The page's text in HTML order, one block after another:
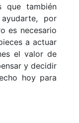
que también
por
es necesario
a actuar
el valor de
y decidir
hoy para